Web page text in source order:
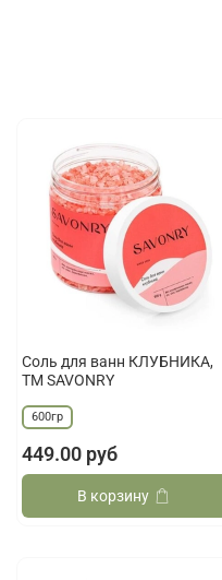
Соль для ванн КЛУБНИКА,
ТМ SAVONRY
600гр
449.00 руб
В корзину